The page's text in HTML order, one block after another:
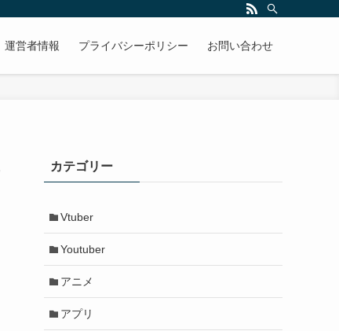
運営者情報 プライバシーポリシー お問い合わせ
カテゴリー
Vtuber
Youtuber
アニメ
アプリ